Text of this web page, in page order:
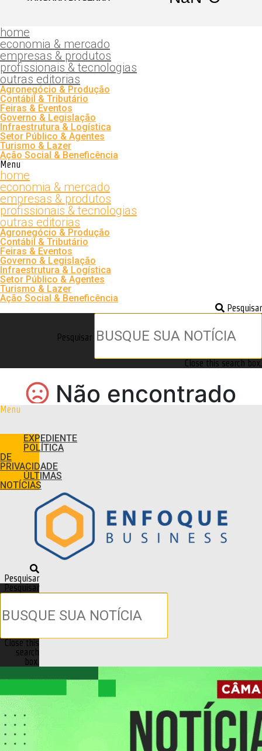
home
economia & mercado
empresas & produtos
profissionais & tecnologias
outras editorias
Agronegócio & Produção
Contábil & Tributário
Feiras & Eventos
Governo & Legislação
Infraestrutura & Logística
Setor Público & Agentes
Turismo & Lazer
Ação Social & Beneficência
Menu
home
economia & mercado
empresas & produtos
profissionais & tecnologias
outras editorias
Agronegócio & Produção
Contábil & Tributário
Feiras & Eventos
Governo & Legislação
Infraestrutura & Logística
Setor Público & Agentes
Turismo & Lazer
Ação Social & Beneficência
Pesquisar
Pesquisar
Close this search box.
Menu
EXPEDIENTE
POLÍTICA
DE
PRIVACIDADE
ÚLTIMAS
NOTÍCIAS
Pesquisar
Pesquisar
Close this
search
box.